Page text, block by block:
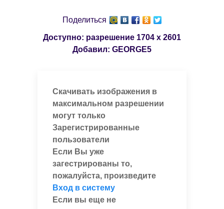
Поделиться
Доступно: разрешение 1704 x 2601
Добавил: GEORGE5
Скачивать изображения в
максимальном разрешении
могут только
Зарегистрированные
пользователи
Если Вы уже
загестрированы то,
пожалуйста, произведите
Вход в систему
Если вы еще не